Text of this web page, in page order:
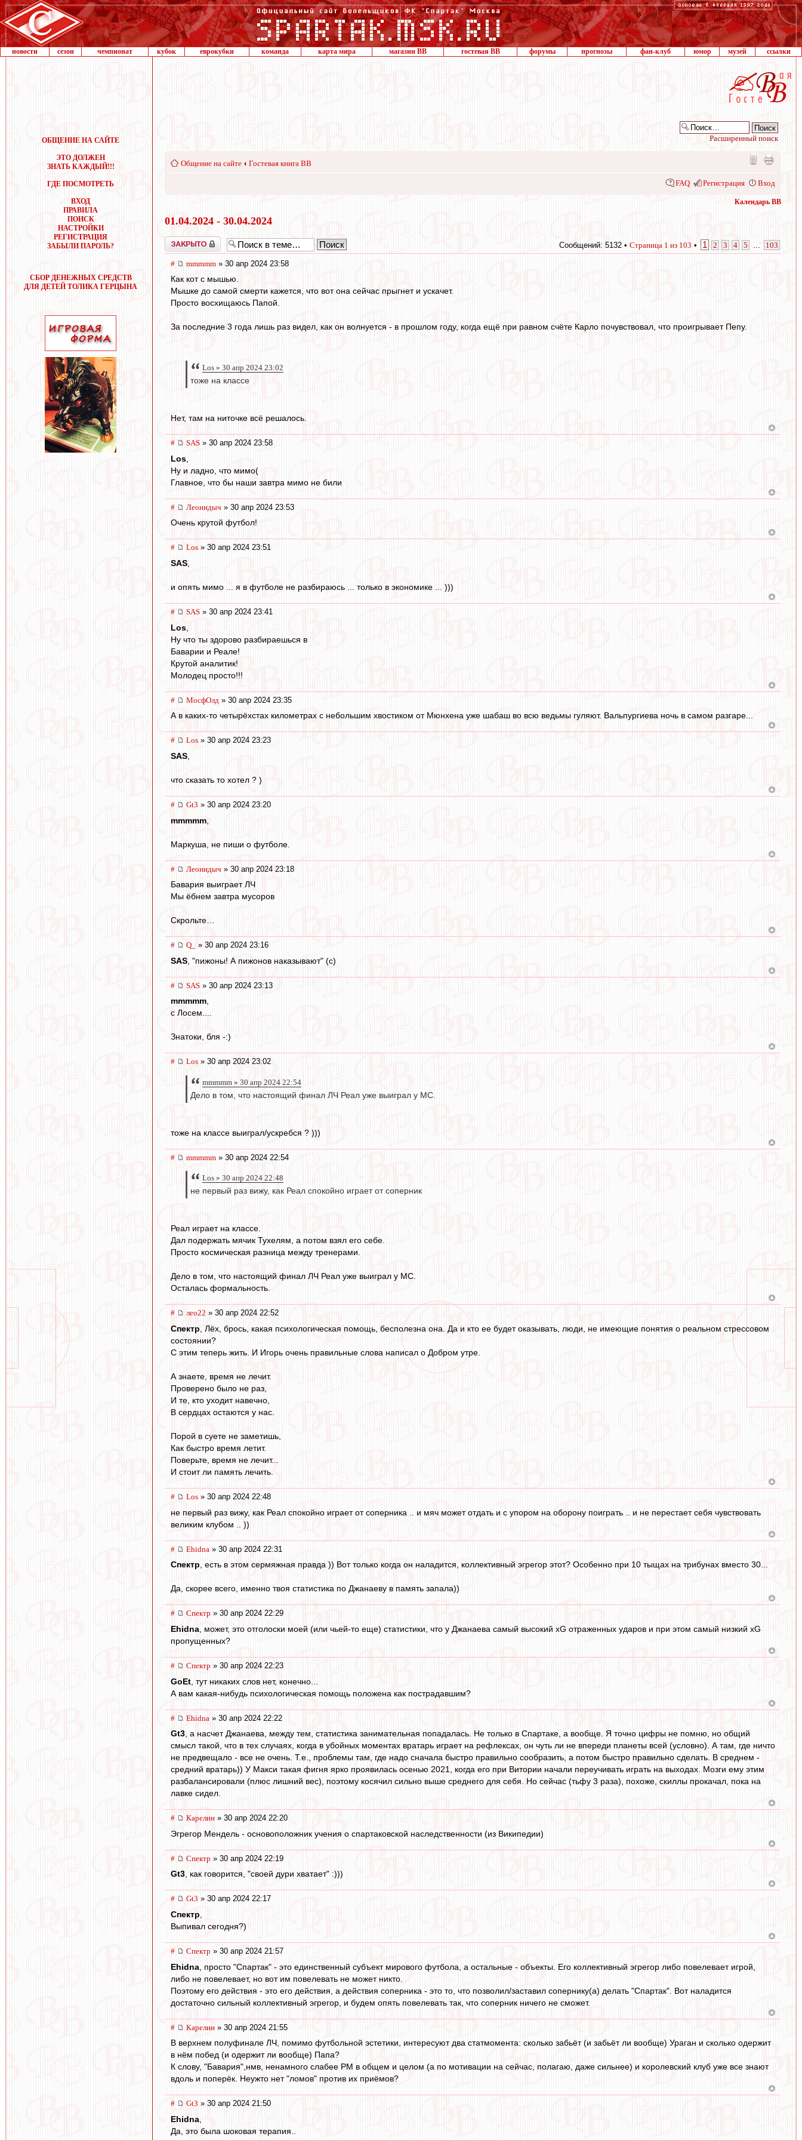
новости сезон чемпионат кубок еврокубки команда карта мира магазин ВВ гостевая ВВ форумы прогнозы фан-клуб юмор музей ссылки
ОБЩЕНИЕ НА САЙТЕ
ЭТО ДОЛЖЕН
ЗНАТЬ КАЖДЫЙ!!!
ГДЕ ПОСМОТРЕТЬ
ВХОД
ПРАВИЛА
ПОИСК
НАСТРОЙКИ
РЕГИСТРАЦИЯ
ЗАБЫЛИ ПАРОЛЬ?
СБОР ДЕНЕЖНЫХ СРЕДСТВ
ДЛЯ ДЕТЕЙ ТОЛИКА ГЕРЦЫНА
Расширенный поиск
Общение на сайте ‹ Гостевая книга ВВ
FAQ Регистрация Вход
Календарь ВВ
01.04.2024 - 30.04.2024
Закрыто Сообщений: 5132 • Страница 1 из 103 • 1 2 3 4 5 103
# mmmmm » 30 апр 2024 23:58
Как кот с мышью.
Мышке до самой смерти кажется, что вот она сейчас прыгнет и ускачет.
Просто восхищаюсь Папой.
За последние 3 года лишь раз видел, как он волнуется - в прошлом году, когда ещё при равном счёте Карло почувствовал, что проигрывает Пепу.
Los » 30 апр 2024 23:02
тоже на классе
Нет, там на ниточке всё решалось.
# SAS » 30 апр 2024 23:58
Los
Ну и ладно, что мимо(
Главное, что бы наши завтра мимо не били
# Леонидыч » 30 апр 2024 23:53
Очень крутой футбол!
# Los » 30 апр 2024 23:51
SAS
и опять мимо ... я в футболе не разбираюсь ... только в экономике ... )))
# SAS » 30 апр 2024 23:41
Los
Ну что ты здорово разбираешься в
Баварии и Реале!
Крутой аналитик!
Молодец просто!!!
# МосфОлд » 30 апр 2024 23:35
А в каких-то четырёхстах километрах с небольшим хвостиком от Мюнхена уже шабаш во всю ведьмы гуляют. Вальпургиева ночь в самом разгаре...
# Los » 30 апр 2024 23:23
SAS
что сказать то хотел ? )
# Gt3 » 30 апр 2024 23:20
mmmmm
Маркуша, не пиши о футболе.
# Леонидыч » 30 апр 2024 23:18
Бавария выиграет ЛЧ
Мы ёбнем завтра мусоров
Скрольте…
# Q_ » 30 апр 2024 23:16
SAS , "пижоны! А пижонов наказывают" (с)
# SAS » 30 апр 2024 23:13
mmmmm,
с Лосем....
Знатоки, бля -:)
# Los » 30 апр 2024 23:02
mmmmm » 30 апр 2024 22:54
Дело в том, что настоящий финал ЛЧ Реал уже выиграл у МС.
тоже на классе выиграл/ускребся ? )))
# mmmmm » 30 апр 2024 22:54
Los » 30 апр 2024 22:48
не первый раз вижу, как Реал спокойно играет от соперник
Реал играет на классе.
Дал подержать мячик Тухелям, а потом взял его себе.
Просто космическая разница между тренерами.
Дело в том, что настоящий финал ЛЧ Реал уже выиграл у МС.
Осталась формальность.
# лео22 » 30 апр 2024 22:52
Спектр , Лёх, брось, какая психологическая помощь, бесполезна она. Да и кто ее будет оказывать, люди, не имеющие понятия о реальном стрессовом
состоянии?
С этим теперь жить. И Игорь очень правильные слова написал о Добром утре.
А знаете, время не лечит.
Проверено было не раз,
И те, кто уходит навечно,
В сердцах остаются у нас.
Порой в суете не заметишь,
Как быстро время летит.
Поверьте, время не лечит...
И стоит ли память лечить.
# Los » 30 апр 2024 22:48
не первый раз вижу, как Реал спокойно играет от соперника .. и мяч может отдать и с упором на оборону поиграть .. и не перестает себя чувствовать
великим клубом .. ))
# Ehidna » 30 апр 2024 22:31
Спектр, есть в этом сермяжная правда )) Вот только когда он наладится, коллективный эгрегор этот? Особенно при 10 тыщах на трибунах вместо 30...
Да, скорее всего, именно твоя статистика по Джанаеву в память запала))
# Спектр » 30 апр 2024 22:29
Ehidna , может, это отголоски моей (или чьей-то еще) статистики, что у Джанаева самый высокий xG отраженных ударов и при этом самый низкий xG
пропущенных?
# Спектр » 30 апр 2024 22:23
GoEt , тут никаких слов нет, конечно...
А вам какая-нибудь психологическая помощь положена как пострадавшим?
# Ehidna » 30 апр 2024 22:22
Gt3 , а насчет Джанаева, между тем, статистика занимательная попадалась. Не только в Спартаке, а вообще. Я точно цифры не помню, но общий
смысл такой, что в тех случаях, когда в убойных моментах вратарь играет на рефлексах, он чуть ли не впереди планеты всей (условно). А там, где ничто
не предвещало - все не очень. Т.е., проблемы там, где надо сначала быстро правильно сообразить, а потом быстро правильно сделать. В среднем -
средний вратарь)) У Макси такая фигня ярко проявилась осенью 2021, когда его при Витории начали переучивать играть на выходах. Мозги ему этим
разбалансировали (плюс лишний вес), поэтому косячил сильно выше среднего для себя. Но сейчас (тьфу 3 раза), похоже, скиллы прокачал, пока на
лавке сидел.
# Карелин » 30 апр 2024 22:20
Эгрегор Мендель - основоположник учения о спартаковской наследственности (из Википедии)
# Спектр » 30 апр 2024 22:19
Gt3, как говорится, "своей дури хватает" :)))
# Gt3 » 30 апр 2024 22:17
Спектр
Выпивал сегодня?)
# Спектр » 30 апр 2024 21:57
Ehidna , просто "Спартак" - это единственный субъект мирового футбола, а остальные - объекты. Его коллективный эгрегор либо повелевает игрой,
либо не повелевает, но вот им повелевать не может никто.
Поэтому его действия - это его действия, а действия соперника - это то, что позволил/заставил сопернику(а) делать "Спартак". Вот наладится
достаточно сильный коллективный эгрегор, и будем опять повелевать так, что соперник ничего не сможет.
# Карелин » 30 апр 2024 21:55
В верхнем полуфинале ЛЧ, помимо футбольной эстетики, интересуют два статмомента: сколько забьёт (и забьёт ли вообще) Ураган и сколько одержит
в нём побед (и одержит ли вообще) Папа?
К слову, "Бавария",нмв, ненамного слабее РМ в общем и целом (а по мотивации на сейчас, полагаю, даже сильнее) и королевский клуб уже все знают
вдоль и поперёк. Неужто нет "ломов" против их приёмов?
# Gt3 » 30 апр 2024 21:50
Ehidna
Да, это была шоковая терапия..